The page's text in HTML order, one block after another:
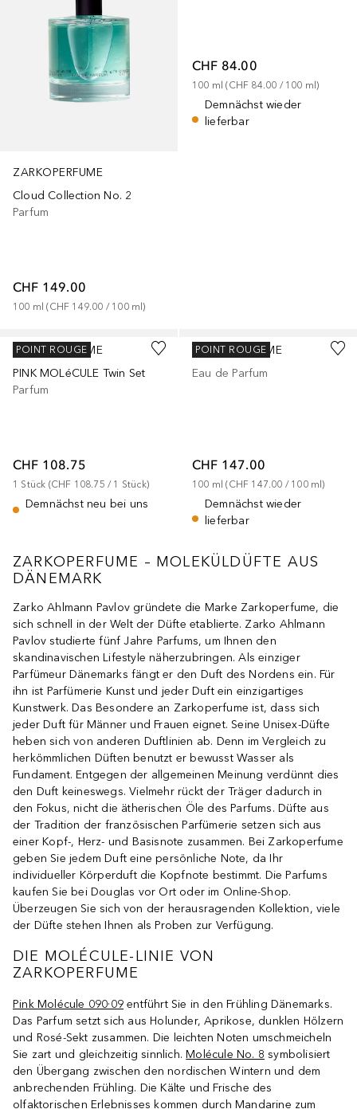
ZARKOPERFUME
Cloud Collection No. 2
Parfum
CHF 149.00
100 ml (CHF 149.00 / 100 ml)
CHF 84.00
100 ml (CHF 84.00 / 100 ml)
Demnächst wieder
lieferbar
ZARKOPERFUME
PINK MOLéCULE Twin Set
Parfum
CHF 108.75
1 Stück (CHF 108.75 / 1 Stück)
Demnächst neu bei uns
POINT ROUGE
ZARKOPERFUME
Eau de Parfum
CHF 147.00
100 ml (CHF 147.00 / 100 ml)
Demnächst wieder
lieferbar
POINT ROUGE
ZARKOPERFUME – MOLEKÜLDÜFTE AUS
DÄNEMARK
Zarko Ahlmann Pavlov gründete die Marke Zarkoperfume, die
sich schnell in der Welt der Düfte etablierte. Zarko Ahlmann
Pavlov studierte fünf Jahre Parfums, um Ihnen den
skandinavischen Lifestyle näherzubringen. Als einziger
Parfümeur Dänemarks fängt er den Duft des Nordens ein. Für
ihn ist Parfümerie Kunst und jeder Duft ein einzigartiges
Kunstwerk. Das Besondere an Zarkoperfume ist, dass sich
jeder Duft für Männer und Frauen eignet. Seine Unisex-Düfte
heben sich von anderen Duftlinien ab. Denn im Vergleich zu
herkömmlichen Düften benutzt er bewusst Wasser als
Fundament. Entgegen der allgemeinen Meinung verdünnt dies
den Duft keineswegs. Vielmehr rückt der Träger dadurch in
den Fokus, nicht die ätherischen Öle des Parfums. Düfte aus
der Tradition der französischen Parfümerie setzen sich aus
einer Kopf-, Herz- und Basisnote zusammen. Bei Zarkoperfume
geben Sie jedem Duft eine persönliche Note, da Ihr
individueller Körperduft die Kopfnote bestimmt. Die Parfums
kaufen Sie bei Douglas vor Ort oder im Online-Shop.
Überzeugen Sie sich von der herausragenden Kollektion, viele
der Düfte stehen Ihnen als Proben zur Verfügung.
DIE MOLÉCULE-LINIE VON
ZARKOPERFUME
Pink Molécule 090·09 entführt Sie in den Frühling Dänemarks.
Das Parfum setzt sich aus Holunder, Aprikose, dunklen Hölzern
und Rosé-Sekt zusammen. Die leichten Noten umschmeicheln
Sie zart und gleichzeitig sinnlich.Molécule No. 8 symbolisiert
den Übergang zwischen den nordischen Wintern und dem
anbrechenden Frühling. Die Kälte und Frische des
olfaktorischen Erlebnisses kommen durch Mandarine zum